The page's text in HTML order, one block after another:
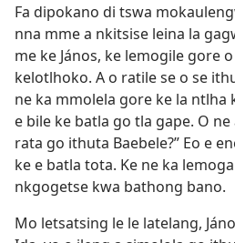
Fa dipokano di tswa
nna mme a nkitsise leina la
me ke János, ke lemogile gore
kelotlhoko. A o ratile se o se
ne ka mmolela gore ke la
e bile ke batla go tla gape. O ne
rata go ithuta Baebele?” Eo e
ke e batla tota. Ke ne ka
nkgogetse kwa bathong bano.
Mo letsatsing le le latelang,